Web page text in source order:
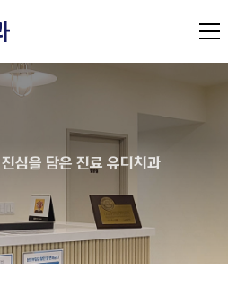
전
메
심을 담은 진료 유디치과